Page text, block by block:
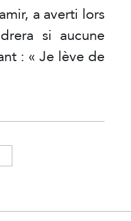
a averti lors
si aucune
: « Je lève de